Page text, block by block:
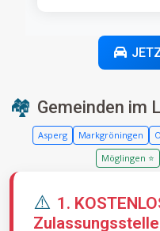
🏘️ Gemeinden im
Asperg Markgröningen
Möglingen ⭐
⚠️ 1.